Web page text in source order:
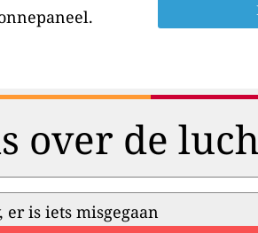
over de
er is iets misgegaan